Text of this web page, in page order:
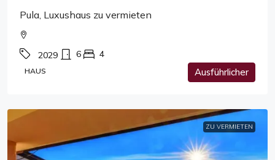
Pula, Luxushaus zu vermieten
2029 6 4
HAUS Ausführlicher
ZU VERMIETEN